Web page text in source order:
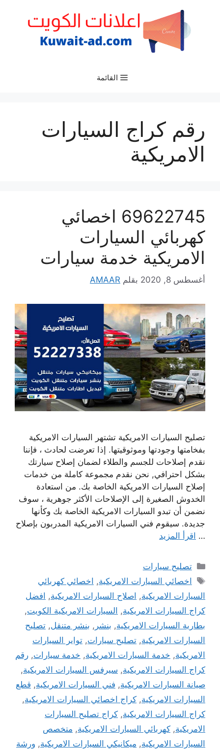
القائمة
رقم كراج السيارات
الامريكية
69622745 اخصائي
كهربائي السيارات
الامريكية خدمة سيارات
أغسطس 8, 2020 بقلم AMAAR
تصليح السيارات الامريكية تشتهر السيارات الامريكية
بفخامتها وجودتها وموثوقيتها. إذا تعرضت لحادث ، فإننا
نقدم إصلاحات للجسم والطلاء لضمان إصلاح سيارتك
بشكل احترافي, نحن نقدم مجموعة كاملة من خدمات
إصلاح السيارات الامريكية الخاصة بك. من استعادة
الخدوش الصغيرة إلى الإصلاحات الأكثر جوهرية ، سوف
نضمن أن تبدو السيارات الامريكية الخاصة بك وكأنها
جديدة. سيقوم فني السيارات الامريكية المدربون بإصلاح
… اقرأ المزيد
التصنيفات
تصليح سيارات
الوسوم
اخصائي السيارات الامريكية, اخصائي كهربائي
السيارات الامريكية, اصلاح السيارات الامريكية, افضل
كراج السيارات الامريكية, السيارات الامريكية الكويت,
بطارية السيارات الامريكية, بنشر , بنشر متنقل, تصليح
السيارات الامريكية, تصليح سيارات, تواير السيارات
الامريكية, خدمة السيارات الامريكية, خدمة سيارات, رقم
كراج السيارات الامريكية, سيرفس السيارات الامريكية,
صيانة السيارات الامريكية, فني السيارات الامريكية, قطع
السيارات الامريكية, كراج اخصائي السيارات الامريكية,
كراج السيارات الامريكية, كراج تصليح السيارات
الامريكية, كهربائي السيارات الامريكية, متخصص
السيارات الامريكية, ميكانيكي السيارات الامريكية, ورشة